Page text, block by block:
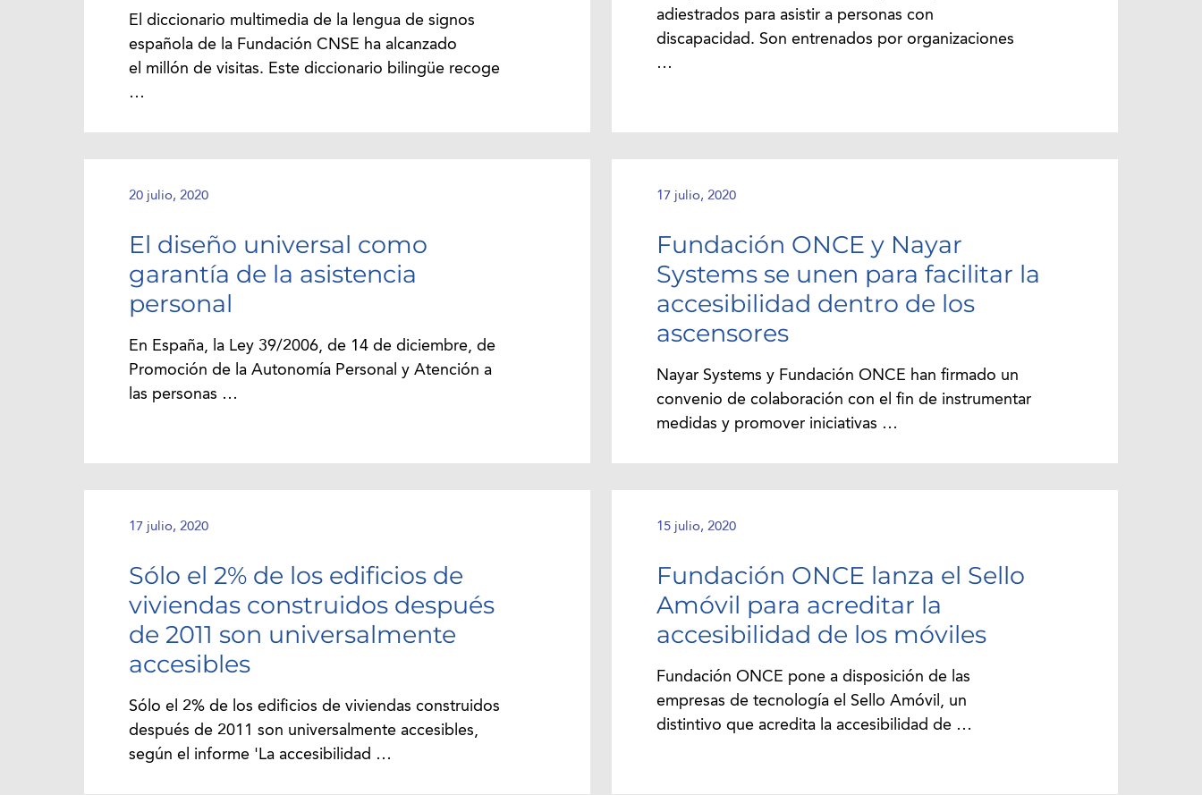
El diccionario multimedia de la lengua de signos
española de la Fundación CNSE ha alcanzado
el millón de visitas. Este diccionario bilingüe recoge
…
adiestrados para asistir a personas con
discapacidad. Son entrenados por organizaciones
…
20 julio, 2020
El diseño universal como
garantía de la asistencia
personal
En España, la Ley 39/2006, de 14 de diciembre, de
Promoción de la Autonomía Personal y Atención a
las personas …
17 julio, 2020
Fundación ONCE y Nayar
Systems se unen para facilitar la
accesibilidad dentro de los
ascensores
Nayar Systems y Fundación ONCE han firmado un
convenio de colaboración con el fin de instrumentar
medidas y promover iniciativas …
17 julio, 2020
Sólo el 2% de los edificios de
viviendas construidos después
de 2011 son universalmente
accesibles
Sólo el 2% de los edificios de viviendas construidos
después de 2011 son universalmente accesibles,
según el informe 'La accesibilidad …
15 julio, 2020
Fundación ONCE lanza el Sello
Amóvil para acreditar la
accesibilidad de los móviles
Fundación ONCE pone a disposición de las
empresas de tecnología el Sello Amóvil, un
distintivo que acredita la accesibilidad de …